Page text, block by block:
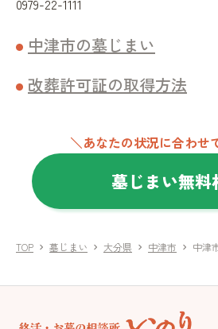
0979-22-1111
中津市の墓じまい
改葬許可証の取得方法
＼あなたの状況に合わせ
墓じまい無料
TOP chevron_right 墓じまい chevron_right 大分県 chevron_right 中津市 chevron_right 中津